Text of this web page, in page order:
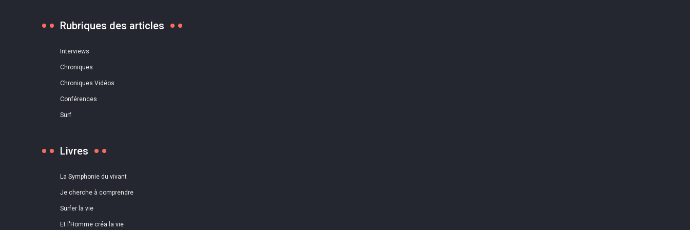
Rubriques des articles
Interviews
Chroniques
Chroniques Vidéos
Conférences
Surf
Livres
La Symphonie du vivant
Je cherche à comprendre
Surfer la vie
Et l'Homme créa la vie